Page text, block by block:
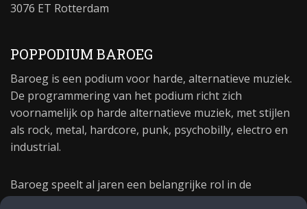
3076 ET Rotterdam
POPPODIUM BAROEG
Baroeg is een podium voor harde, alternatieve muziek.
De programmering van het podium richt zich
voornamelijk op harde alternatieve muziek, met stijlen
als rock, metal, hardcore, punk, psychobilly, electro en
industrial.
Baroeg speelt al jaren een belangrijke rol in de